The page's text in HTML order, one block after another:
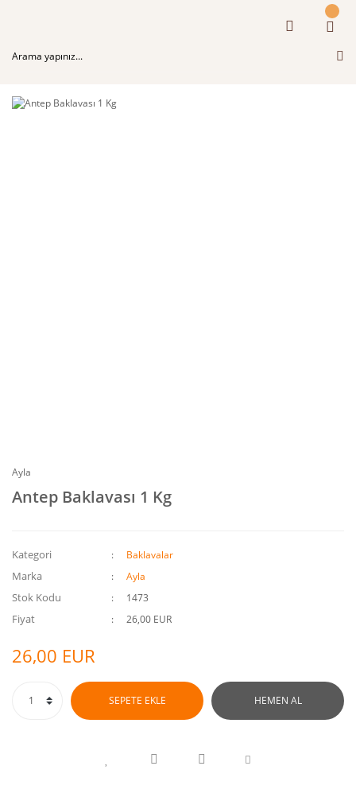
Ayla
Antep Baklavası 1 Kg
Kategori Baklavalar
Marka Ayla
Stok Kodu 1473
Fiyat 26,00 EUR
26,00 EUR
SEPETE EKLE HEMEN AL